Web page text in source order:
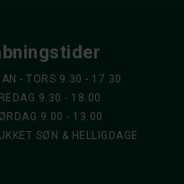
- TORS 9.30 - 17.30
9.30 - 18.00
9.00 - 13.00
SØN & HELLIGDAGE